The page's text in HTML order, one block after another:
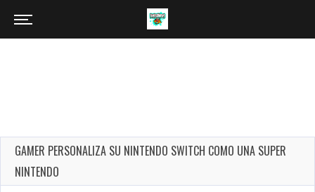
GAMER PERSONALIZA SU NINTENDO SWITCH COMO UNA SUPER
NINTENDO